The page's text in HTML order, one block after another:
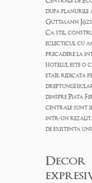
dupa
Guttmann
Ca stil,
eclecticul cu
precadere la
hotelul este o
etaje, ridicata
dinspre Piata
centrale sunt
intr-un rezalit,
de existenta
Decor